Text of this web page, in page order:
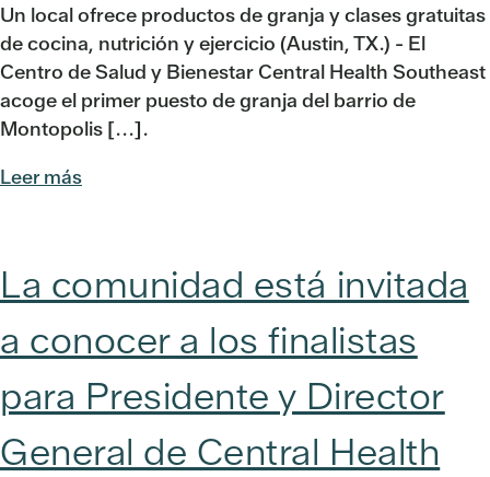
Un local ofrece productos de granja y clases gratuitas
de cocina, nutrición y ejercicio (Austin, TX.) - El
Centro de Salud y Bienestar Central Health Southeast
acoge el primer puesto de granja del barrio de
Montopolis [...].
Leer más
La comunidad está invitada
a conocer a los finalistas
para Presidente y Director
General de Central Health